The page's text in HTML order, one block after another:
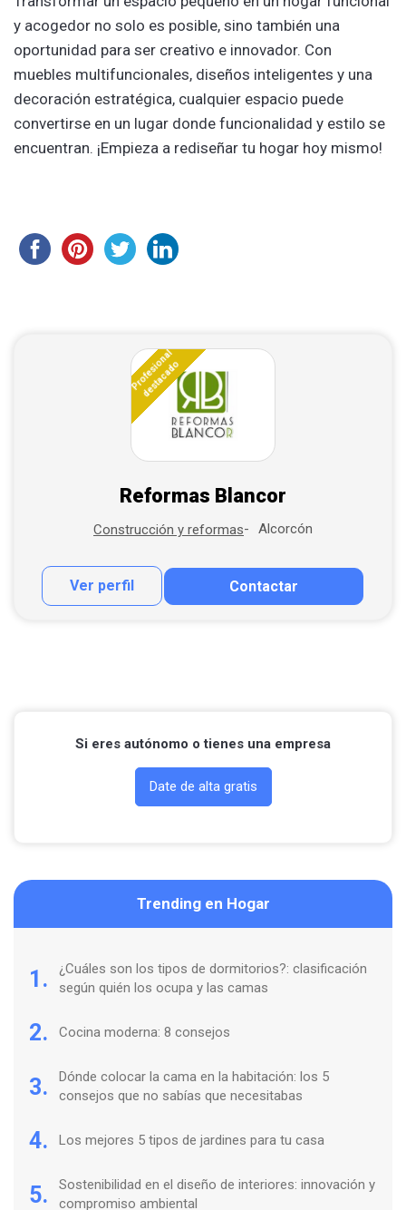
y acogedor no solo es posible, sino también una
oportunidad para ser creativo e innovador. Con
muebles multifuncionales, diseños inteligentes y una
decoración estratégica, cualquier espacio puede
convertirse en un lugar donde funcionalidad y estilo se
encuentran. ¡Empieza a rediseñar tu hogar hoy mismo!
Profesional
destacado
Reformas Blancor
Construcción y reformas Alcorcón
Ver perfil Contactar
Contactar por correo
Si eres autónomo o tienes una empresa
Date de alta gratis
Trending en Hogar
1.
¿Cuáles son los tipos de dormitorios?: clasificación
según quién los ocupa y las camas
2. Cocina moderna: 8 consejos
3.
Dónde colocar la cama en la habitación: los 5
consejos que no sabías que necesitabas
4. Los mejores 5 tipos de jardines para tu casa
5.
Sostenibilidad en el diseño de interiores: innovación y
compromiso ambiental